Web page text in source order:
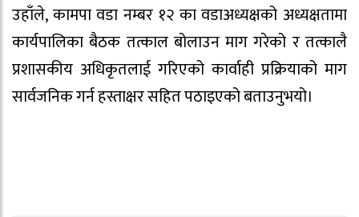
उहाँले, कामपा वडा नम्बर १२ का वडाअध्यक्षको अध्यक्षतामा
कार्यपालिका बैठक तत्काल बोलाउन माग गरेको र तत्कालै
प्रशासकीय अधिकृतलाई गरिएको कार्वाही प्रक्रियाको माग
सार्वजनिक गर्न हस्ताक्षर सहित पठाइएको बताउनुभयो।